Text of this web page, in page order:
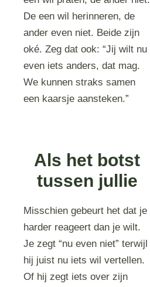
De een wil herinneren, de
ander even niet. Beide zijn
oké. Zeg dat ook: “Jij wilt nu
even iets anders, dat mag.
We kunnen straks samen
een kaarsje aansteken.”
Als het botst
tussen jullie
Misschien gebeurt het dat je
harder reageert dan je wilt.
Je zegt “nu even niet” terwijl
hij juist nu iets wil vertellen.
Of hij zegt iets over zijn